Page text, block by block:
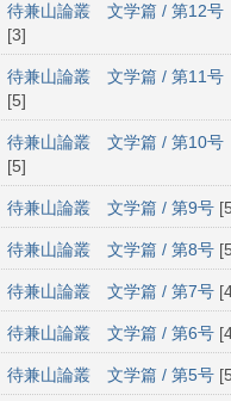
待兼山論叢 文学篇 / 第12号
[3]
待兼山論叢 文学篇 / 第11号
[5]
待兼山論叢 文学篇 / 第10号
[5]
待兼山論叢 文学篇 / 第9号
待兼山論叢 文学篇 / 第8号
待兼山論叢 文学篇 / 第7号
待兼山論叢 文学篇 / 第6号
待兼山論叢 文学篇 / 第5号